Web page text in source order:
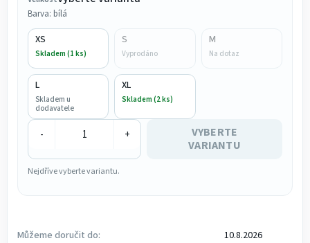
Barva: bílá
XS
Skladem (1 ks)
S
Vyprodáno
M
Na dotaz
L
Skladem u
dodavatele
XL
Skladem (2 ks)
- +
VYBERTE
VARIANTU
Nejdříve vyberte variantu.
Můžeme doručit do:
10.8.2026